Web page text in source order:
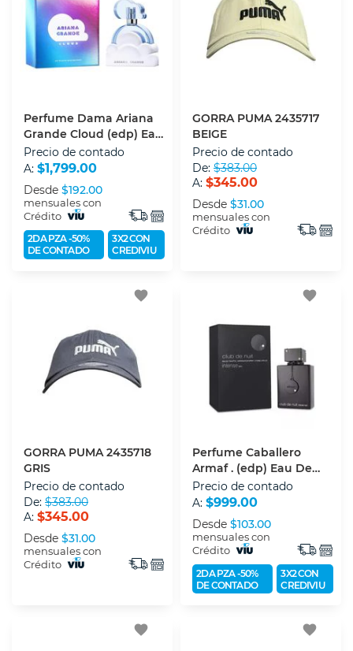
Perfume Dama Ariana
Grande Cloud (edp) Eau
De Parfum 100 Ml
Precio de contado
A: $1,799.00
Desde $192.00
mensuales con
Crédito
2DA PZA -50%
DE CONTADO
3X2 CON
CREDIVIU
GORRA PUMA 2435717
BEIGE
Precio de contado
De: $383.00
A: $345.00
Desde $31.00
mensuales con
Crédito
favorite
GORRA PUMA 2435718
GRIS
Precio de contado
De: $383.00
A: $345.00
Desde $31.00
mensuales con
Crédito
favorite
Perfume Caballero
Armaf . (edp) Eau De
Parfum 100 Ml
Precio de contado
A: $999.00
Desde $103.00
mensuales con
Crédito
2DA PZA -50%
DE CONTADO
3X2 CON
CREDIVIU
favorite favorite